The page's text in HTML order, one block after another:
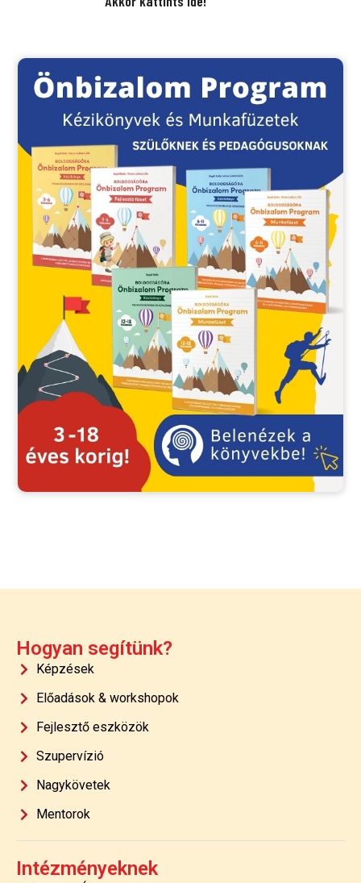
Hogyan segítünk?
Képzések
Előadások & workshopok
Fejlesztő eszközök
Szupervízió
Nagykövetek
Mentorok
Intézményeknek